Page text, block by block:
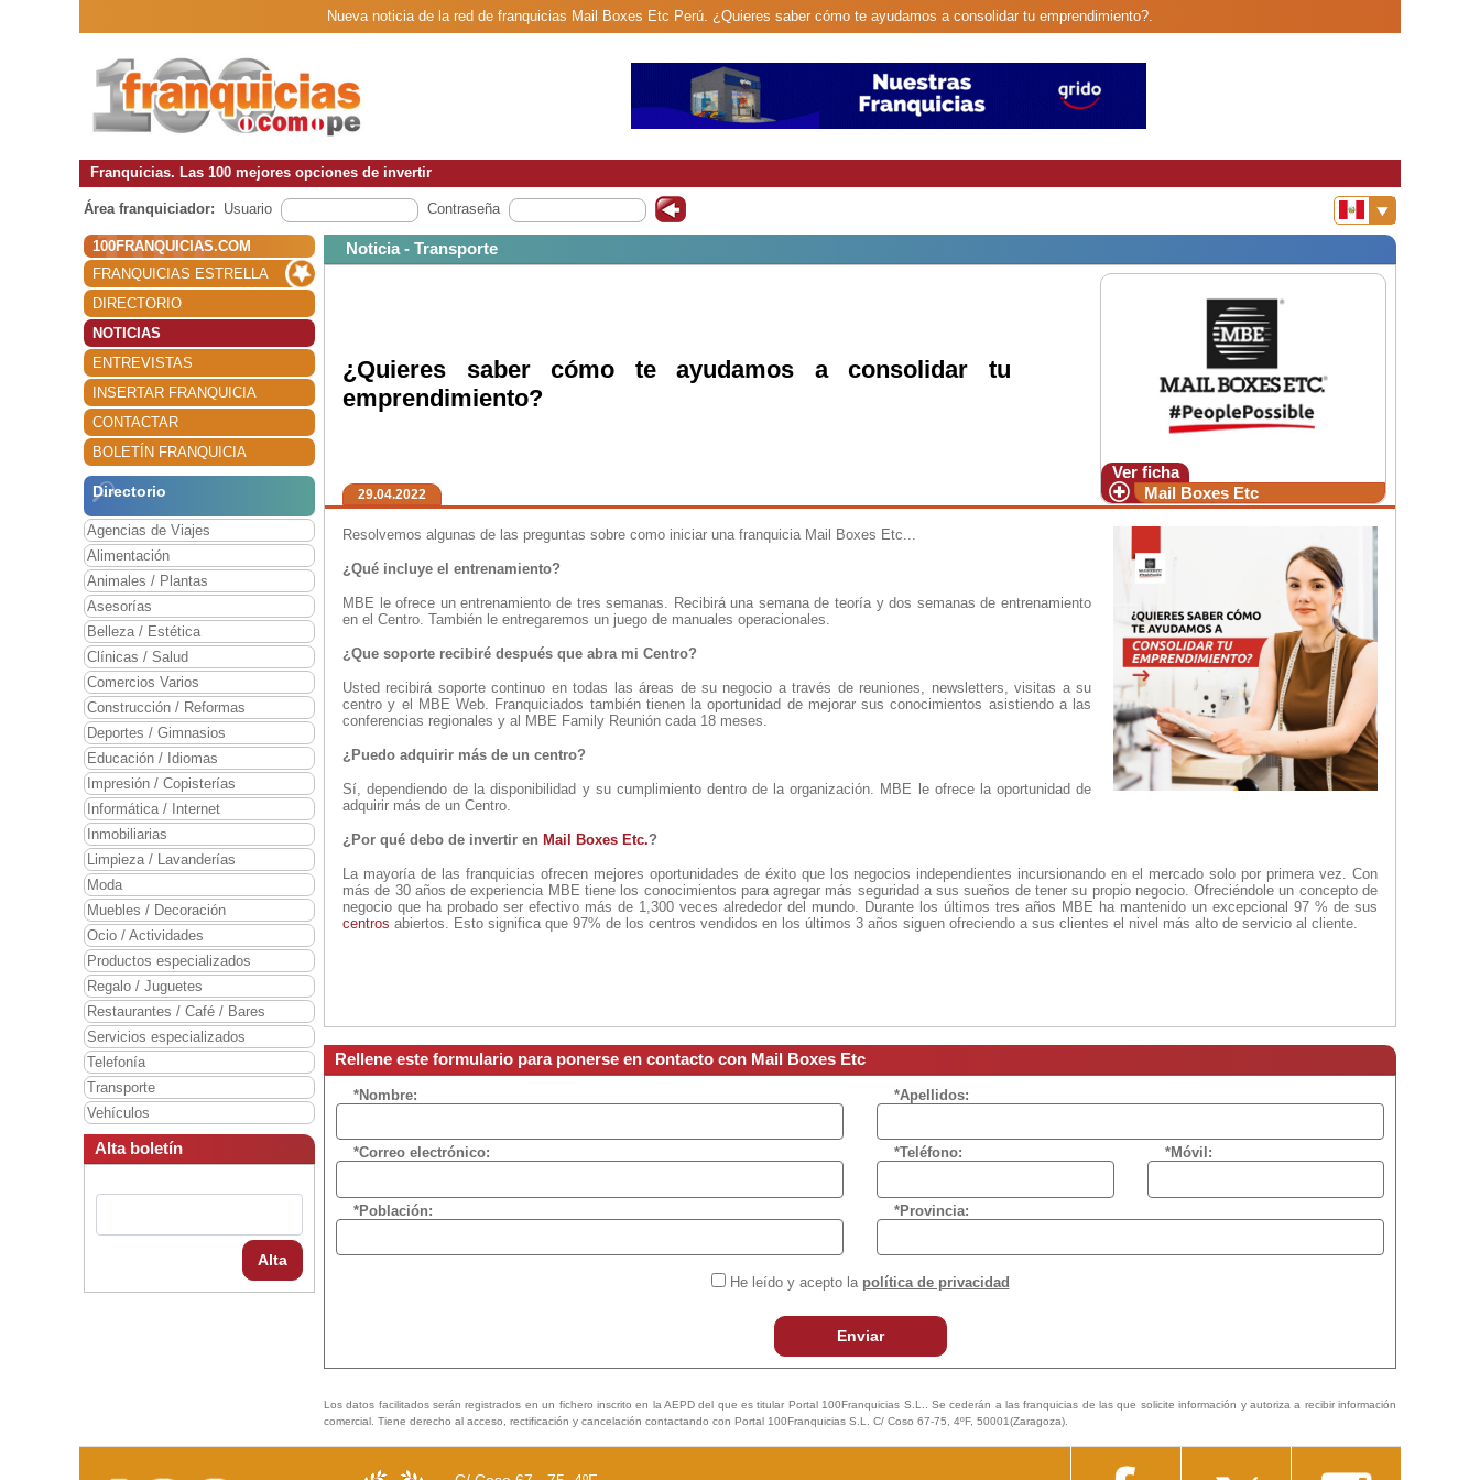
Nueva noticia de la red de franquicias Mail Boxes Etc Perú. ¿Quieres saber cómo te ayudamos a consolidar tu emprendimiento?.
Franquicias. Las 100 mejores opciones de invertir
Área franquiciador: Usuario Contraseña
100FRANQUICIAS.COM
FRANQUICIAS ESTRELLA
DIRECTORIO
NOTICIAS
ENTREVISTAS
INSERTAR FRANQUICIA
CONTACTAR
BOLETÍN FRANQUICIA
Directorio
Agencias de Viajes
Alimentación
Animales / Plantas
Asesorías
Belleza / Estética
Clínicas / Salud
Comercios Varios
Construcción / Reformas
Deportes / Gimnasios
Educación / Idiomas
Impresión / Copisterías
Informática / Internet
Inmobiliarias
Limpieza / Lavanderías
Moda
Muebles / Decoración
Ocio / Actividades
Productos especializados
Regalo / Juguetes
Restaurantes / Café / Bares
Servicios especializados
Telefonía
Transporte
Vehículos
Alta boletín
Alta
Noticia - Transporte
Ver ficha
Mail Boxes Etc
¿Quieres saber cómo te ayudamos a consolidar tu
emprendimiento?
29.04.2022
Resolvemos algunas de las preguntas sobre como iniciar una franquicia Mail Boxes Etc...
¿Qué incluye el entrenamiento?
MBE le ofrece un entrenamiento de tres semanas. Recibirá una semana de teoría y dos semanas de entrenamiento
en el Centro. También le entregaremos un juego de manuales operacionales.
¿Que soporte recibiré después que abra mi Centro?
Usted recibirá soporte continuo en todas las áreas de su negocio a través de reuniones, newsletters, visitas a su
centro y el MBE Web. Franquiciados también tienen la oportunidad de mejorar sus conocimientos asistiendo a las
conferencias regionales y al MBE Family Reunión cada 18 meses.
¿Puedo adquirir más de un centro?
Sí, dependiendo de la disponibilidad y su cumplimiento dentro de la organización. MBE le ofrece la oportunidad de
adquirir más de un Centro.
¿Por qué debo de invertir en Mail Boxes Etc.?
La mayoría de las franquicias ofrecen mejores oportunidades de éxito que los negocios independientes incursionando en el mercado solo por primera vez. Con
más de 30 años de experiencia MBE tiene los conocimientos para agregar más seguridad a sus sueños de tener su propio negocio. Ofreciéndole un concepto de
negocio que ha probado ser efectivo más de 1,300 veces alrededor del mundo. Durante los últimos tres años MBE ha mantenido un excepcional 97 % de sus
centros abiertos. Esto significa que 97% de los centros vendidos en los últimos 3 años siguen ofreciendo a sus clientes el nivel más alto de servicio al cliente.
Rellene este formulario para ponerse en contacto con Mail Boxes Etc
*Nombre: *Apellidos:
*Correo electrónico: *Teléfono: *Móvil:
*Población: *Provincia:
He leído y acepto la política de privacidad
Enviar
Los datos facilitados serán registrados en un fichero inscrito en la AEPD del que es titular Portal 100Franquicias S.L.. Se cederán a las franquicias de las que solicite información y autoriza a recibir información
comercial. Tiene derecho al acceso, rectificación y cancelación contactando con Portal 100Franquicias S.L. C/ Coso 67-75, 4ºF, 50001(Zaragoza).